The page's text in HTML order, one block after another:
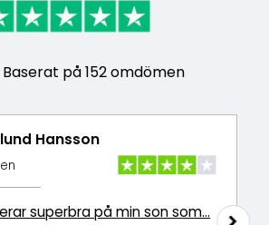
Baserat på 152 omdömen
Hansson
superbra på min son som…